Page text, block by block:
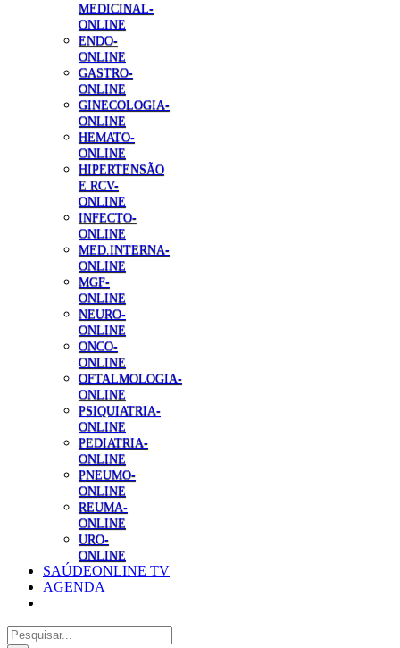
MEDICINAL-
ONLINE
ENDO-
ONLINE
GASTRO-
ONLINE
GINECOLOGIA-
ONLINE
HEMATO-
ONLINE
HIPERTENSÃO
E RCV-
ONLINE
INFECTO-
ONLINE
MED.INTERNA-
ONLINE
MGF-
ONLINE
NEURO-
ONLINE
ONCO-
ONLINE
OFTALMOLOGIA-
ONLINE
PSIQUIATRIA-
ONLINE
PEDIATRIA-
ONLINE
PNEUMO-
ONLINE
REUMA-
ONLINE
URO-
ONLINE
SAÚDEONLINE TV
AGENDA
Pesquisar